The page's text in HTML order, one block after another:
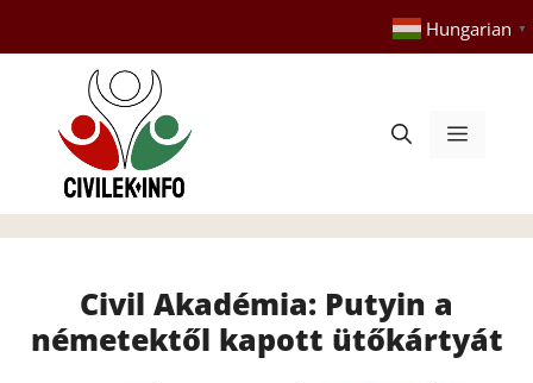
tartalomba
Hungarian ▼
Menü
Civil Akadémia: Putyin a
németektől kapott ütőkártyát